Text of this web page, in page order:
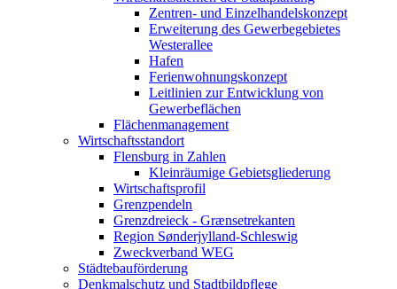
Zentren- und Einzelhandelskonzept
Erweiterung des Gewerbegebietes
Westerallee
Hafen
Ferienwohnungskonzept
Leitlinien zur Entwicklung von
Gewerbeflächen
Flächenmanagement
Wirtschaftsstandort
Flensburg in Zahlen
Kleinräumige Gebietsgliederung
Wirtschaftsprofil
Grenzpendeln
Grenzdreieck - Grænsetrekanten
Region Sønderjylland-Schleswig
Zweckverband WEG
Städtebauförderung
Denkmalschutz und Stadtbildpflege